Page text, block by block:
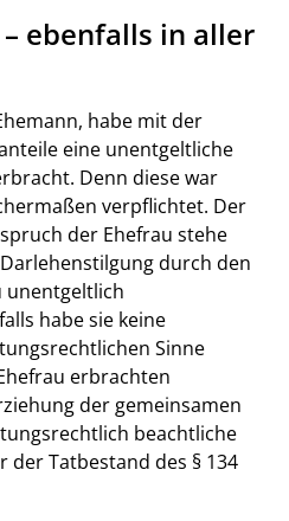
ebenfalls in aller
habe mit der
eine unentgeltliche
Denn diese war
verpflichtet. Der
der Ehefrau stehe
durch den
unentgeltlich
habe sie keine
Sinne
erbrachten
der gemeinsamen
beachtliche
der Tatbestand des § 134